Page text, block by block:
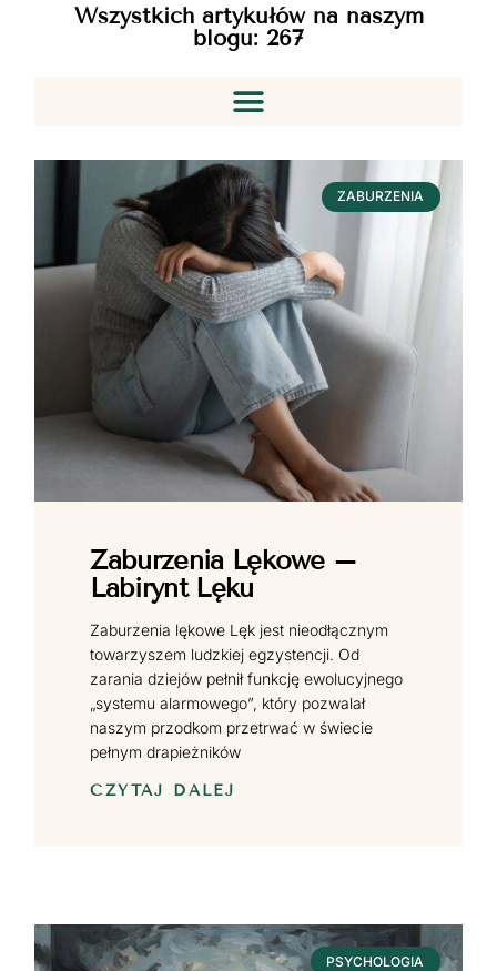
Wszystkich artykułów na naszym
blogu: 267
ZABURZENIA
Zaburzenia Lękowe –
Labirynt Lęku
Zaburzenia lękowe Lęk jest nieodłącznym
towarzyszem ludzkiej egzystencji. Od
zarania dziejów pełnił funkcję ewolucyjnego
„systemu alarmowego”, który pozwalał
naszym przodkom przetrwać w świecie
pełnym drapieżników
CZYTAJ DALEJ
PSYCHOLOGIA